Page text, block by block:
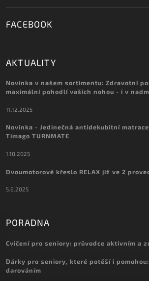
FACEBOOK
AKTUALITY
Novinka v našem sortimentu: Zdravotní
maximální pohodlí vašich nohou - i v
11.12.2025
Novinka - Jedinečná antidekubitní
Timago TURNMATE
1.10.2025
Dvoumotorové křeslo RELAX již ve 2
5.6.2025
PORADNA
Cvičení pro seniory: průvodce aktivním a
Dárky pro seniory, které potěší i
darováním